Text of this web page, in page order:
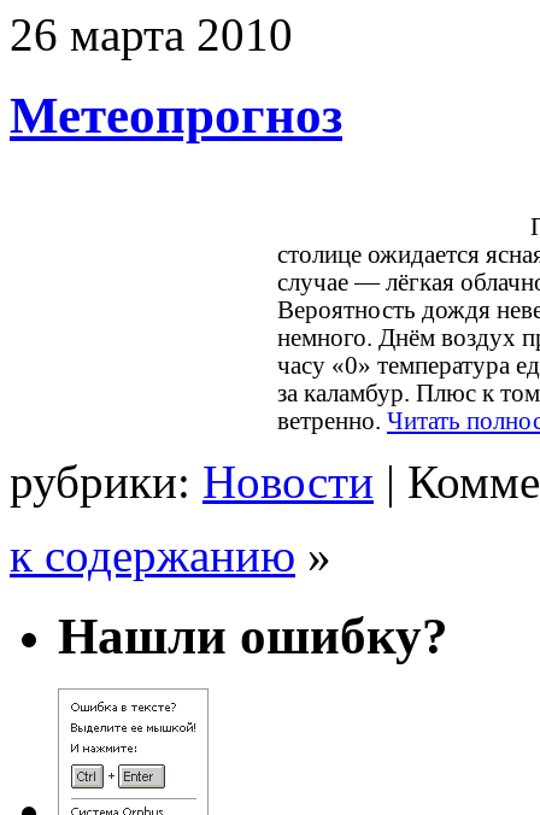
26 марта 2010
Метеопрогноз
столице ожидается
случае — лёгкая
Вероятность дождя
немного. Днём воздух
часу «0» температура
за каламбур. Плюс к
ветренно. Читать
рубрики: Новости |
к содержанию »
Нашли ошибку?